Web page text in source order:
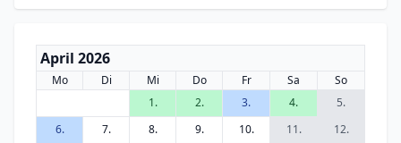
April 2026
Mo Di Mi Do Fr Sa
So
1.
2. 3. 4.
5.
6.
7. 8. 9. 10. 11.
12.